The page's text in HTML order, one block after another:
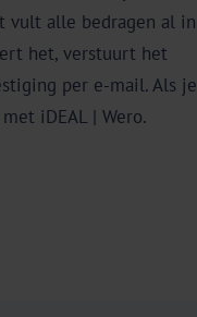
vult alle bedragen al in
het, verstuurt het
per e-mail. Als je
iDEAL | Wero.